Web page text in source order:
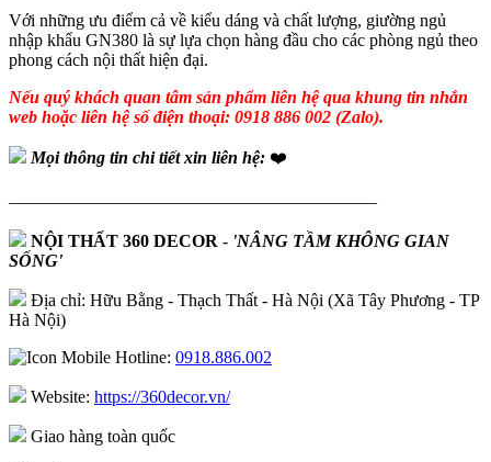
Với những ưu điểm cả về kiểu dáng và chất lượng, giường ngủ
nhập khẩu GN380 là sự lựa chọn hàng đầu cho các phòng ngủ theo
phong cách nội thất hiện đại.
Nếu quý khách quan tâm sản phẩm liên hệ qua khung tin nhắn
web hoặc liên hệ số điện thoại: 0918 886 002 (Zalo).
Mọi thông tin chi tiết xin liên hệ: ❤️
—————————————————————
NỘI THẤT 360 DECOR - 'NÂNG TẦM KHÔNG GIAN
SỐNG'
Địa chỉ: Hữu Bằng - Thạch Thất - Hà Nội (Xã Tây Phương - TP
Hà Nội)
Hotline: 0918.886.002
Website: https://360decor.vn/
Giao hàng toàn quốc